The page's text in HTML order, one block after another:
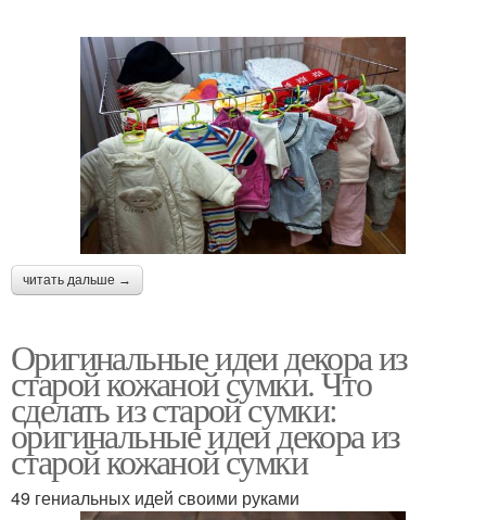
читать дальше →
Оригинальные идеи декора из
старой кожаной сумки. Что
сделать из старой сумки:
оригинальные идеи декора из
старой кожаной сумки
49 гениальных идей своими руками